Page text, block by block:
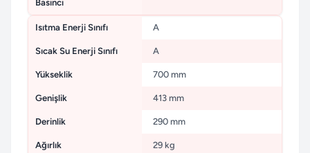
Basıncı
Isıtma Enerji Sınıfı A
Sıcak Su Enerji Sınıfı A
Yükseklik 700 mm
Genişlik 413 mm
Derinlik 290 mm
Ağırlık 29 kg